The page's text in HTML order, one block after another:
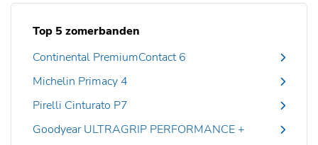
Top 5 zomerbanden
Continental PremiumContact 6
Michelin Primacy 4
Pirelli Cinturato P7
Goodyear ULTRAGRIP PERFORMANCE +